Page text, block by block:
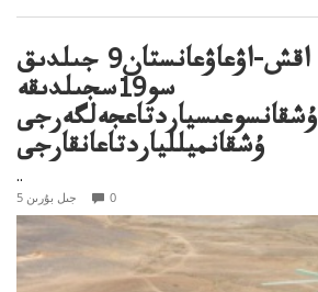
اقش-اۋعاۋعانستان9 جىلدىق
سو19سجىلدىقە
ۇشقانسوعىسياردتاعجەلگەرجى
ۇشقانميللياردتاعانقارجى
..
5 جىل بۇرىن 0